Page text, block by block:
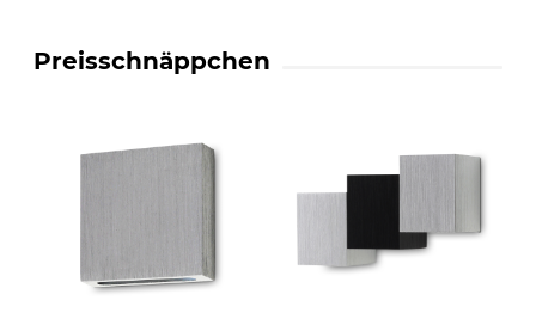
Preisschnäppchen